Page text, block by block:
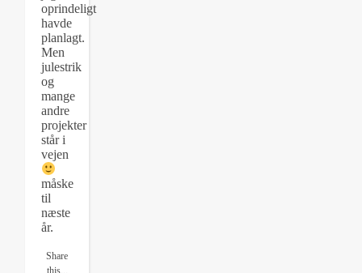
oprindeligt
havde
planlagt.
Men
julestrik
og
mange
andre
projekter
står i
vejen
måske
til
næste
år.
Share